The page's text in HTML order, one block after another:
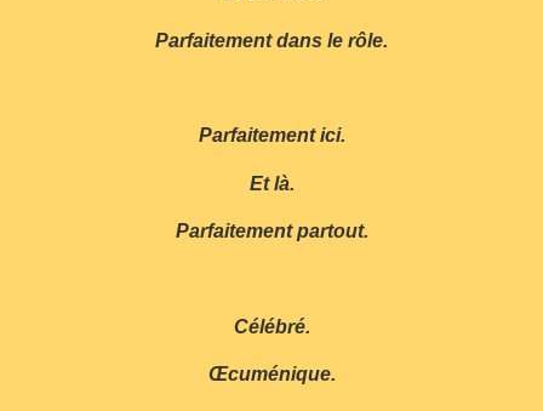
Parfaitement dans le rôle.
Parfaitement ici.
Et là.
Parfaitement partout.
Célébré.
Œcuménique.